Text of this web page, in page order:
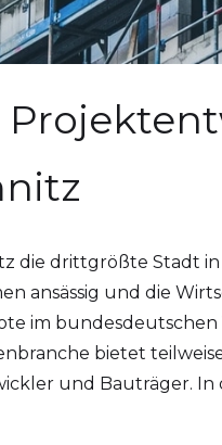
die drittgrößte Stadt
ansässig und die
im bundesdeutschen
bietet
und Bauträger. In